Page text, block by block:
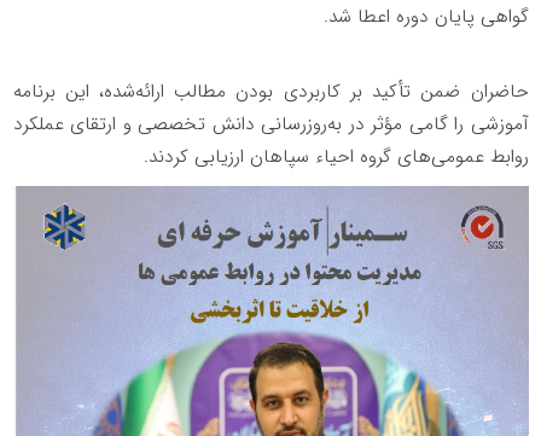
گواهی پایان دوره اعطا شد.
حاضران ضمن تأکید بر کاربردی بودن مطالب ارائه‌شده، این برنامه
آموزشی را گامی مؤثر در به‌روزرسانی دانش تخصصی و ارتقای عملکرد
روابط عمومی‌های گروه احیاء سپاهان ارزیابی کردند.